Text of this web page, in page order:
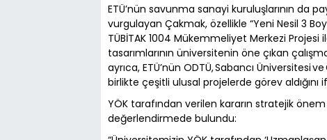
ETÜ’nün savunma sanayi kuruluşlarının da
vurgulayan Çakmak, özellikle “Yeni Nesil 3
TÜBİTAK 1004 Mükemmeliyet Merkezi
tasarımlarının üniversitenin öne çıkan
ayrıca, ETÜ’nün ODTÜ, Sabancı Üniversitesi
birlikte çeşitli ulusal projelerde görev aldığını
YÖK tarafından verilen kararın stratejik
değerlendirmede bulundu: